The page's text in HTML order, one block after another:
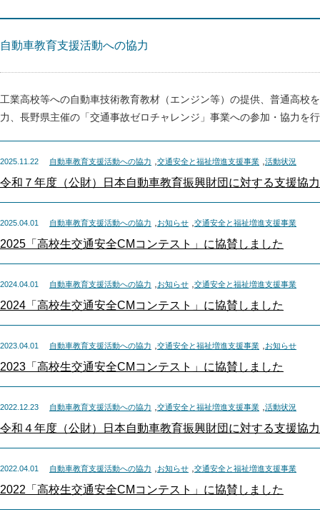
自動車教育支援活動への協力
工業高校等への自動車技術教育教材（エンジン等）の提供、普通高校
力、長野県主催の「交通事故ゼロチャレンジ」事業への参加・協力を
2025.11.22 自動車教育支援活動への協力 交通安全と福祉増進支援事業 活動状況
令和７年度（公財）日本自動車教育振興財団に対する支援協
2025.04.01 自動車教育支援活動への協力 お知らせ 交通安全と福祉増進支援事業
2025「高校生交通安全CMコンテスト」に協賛しました
2024.04.01 自動車教育支援活動への協力 お知らせ 交通安全と福祉増進支援事業
2024「高校生交通安全CMコンテスト」に協賛しました
2023.04.01 自動車教育支援活動への協力 交通安全と福祉増進支援事業 お知らせ
2023「高校生交通安全CMコンテスト」に協賛しました
2022.12.23 自動車教育支援活動への協力 交通安全と福祉増進支援事業 活動状況
令和４年度（公財）日本自動車教育振興財団に対する支援協
2022.04.01 自動車教育支援活動への協力 お知らせ 交通安全と福祉増進支援事業
2022「高校生交通安全CMコンテスト」に協賛しました